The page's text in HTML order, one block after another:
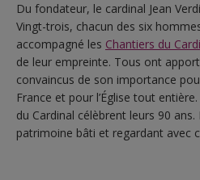
Du fondateur, le cardinal Jean
Vingt-trois, chacun des six
accompagné les Chantiers du
de leur empreinte. Tous ont
convaincus de son importance
France et pour l’Église tout
du Cardinal célèbrent leurs 90
patrimoine bâti et regardant avec